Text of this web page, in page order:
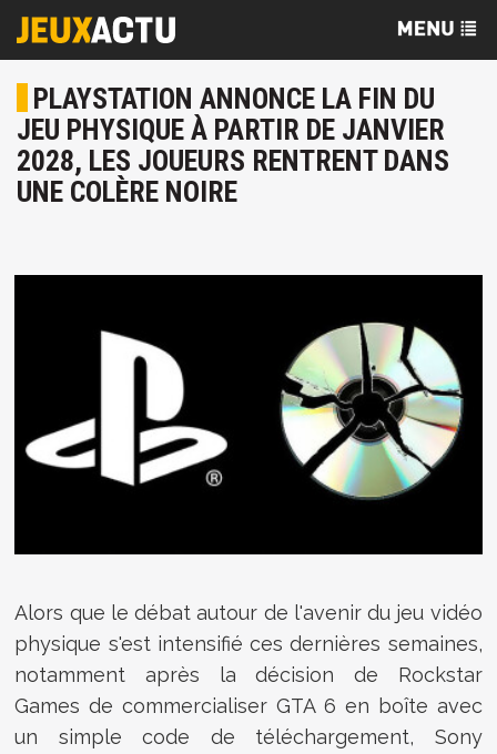
PLAYSTATION ANNONCE LA FIN DU
JEU PHYSIQUE À PARTIR DE JANVIER
2028, LES JOUEURS RENTRENT DANS
UNE COLÈRE NOIRE
Alors que le débat autour de l'avenir du jeu vidéo
physique s'est intensifié ces dernières semaines,
notamment après la décision de Rockstar
Games de commercialiser GTA 6 en boîte avec
un simple code de téléchargement, Sony